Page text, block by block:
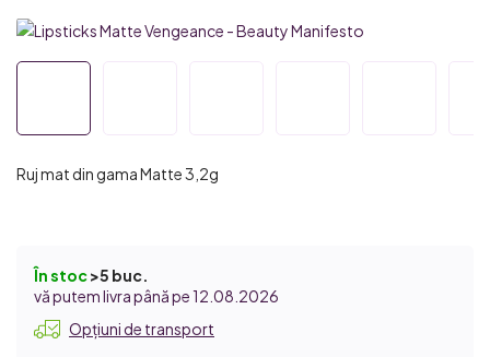
a
din
stele.
Ruj mat din gama Matte 3,2g
În stoc>5 buc.
12.08.2026
Opțiuni de transport